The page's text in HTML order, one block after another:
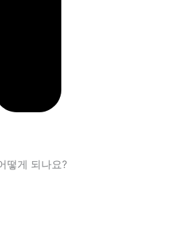
떻게 되나요?